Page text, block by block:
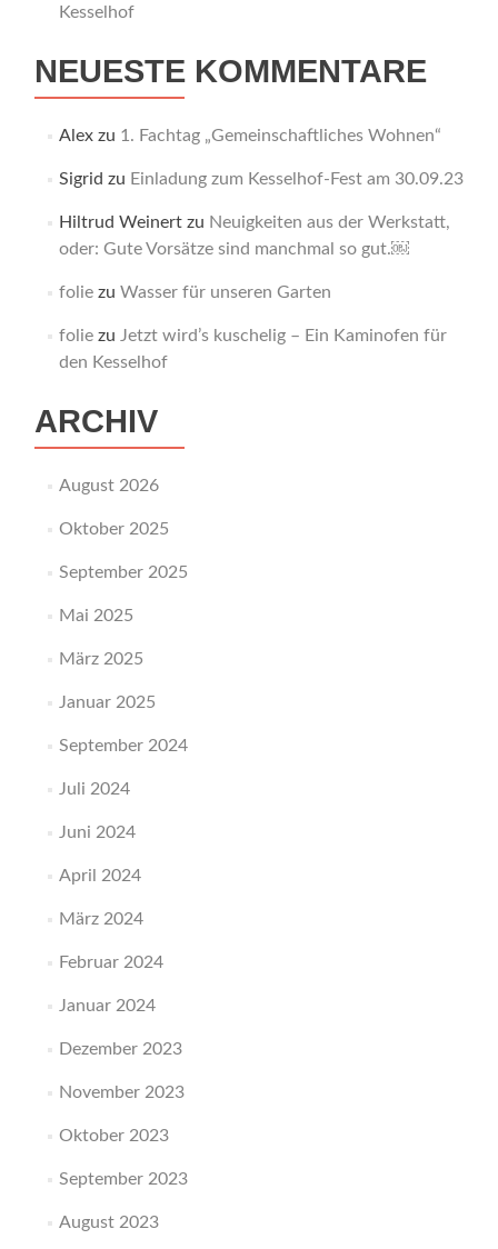
Kesselhof
NEUESTE KOMMENTARE
Alexzu 1. Fachtag „Gemeinschaftliches Wohnen“
Sigrid zu Einladung zum Kesselhof-Fest am 30.09.23
Hiltrud Weinertzu Neuigkeiten aus der Werkstatt,
oder: Gute Vorsätze sind manchmal so gut.￼
foliezu Wasser für unseren Garten
foliezu Jetzt wird’s kuschelig – Ein Kaminofen für
den Kesselhof
ARCHIV
August 2026
Oktober 2025
September 2025
Mai 2025
März 2025
Januar 2025
September 2024
Juli 2024
Juni 2024
April 2024
März 2024
Februar 2024
Januar 2024
Dezember 2023
November 2023
Oktober 2023
September 2023
August 2023